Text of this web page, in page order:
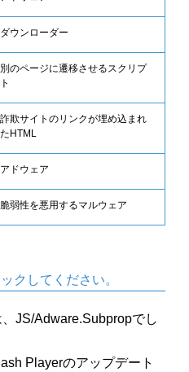
ダウンローダー
別のページに遷移させるスクリプ
ト
詐欺サイトのリンクが埋め込まれ
たHTML
アドウェア
脆弱性を悪用するマルウェア
クしてください。
JS/Adware.Subpropでし
Playerのアップデート